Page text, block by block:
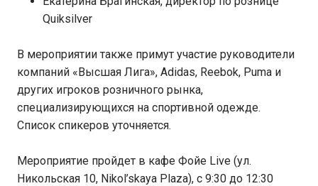
Quiksilver
В мероприятии также примут участие руководители
компаний «Высшая Лига», Adidas, Reebok, Puma и
других игроков розничного рынка,
специализирующихся на спортивной одежде.
Список спикеров уточняется.
Мероприятие пройдет в кафе Фойе Live (ул.
Никольская 10, Nikol’skaya Plaza), c 9:30 до 12:30